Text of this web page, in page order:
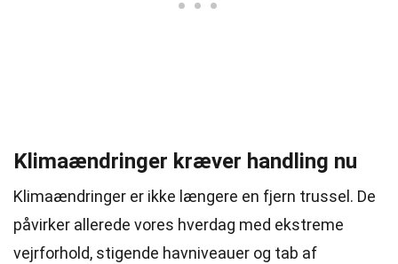
Klimaændringer kræver handling nu
Klimaændringer er ikke længere en fjern trussel. De
påvirker allerede vores hverdag med ekstreme
vejrforhold, stigende havniveauer og tab af